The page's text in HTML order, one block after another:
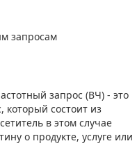
запрос (ВЧ) - это
состоит из
в этом случае
о продукте, услуге или